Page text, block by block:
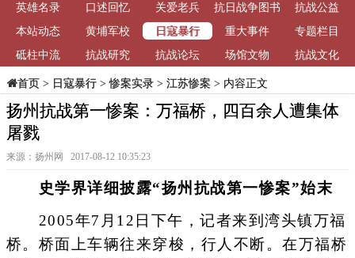
英雄名录
口述回忆 关爱老兵
抗日战争图书
馆
抗战公益
本站动态
黄埔军校 日寇暴行 重大事件
专题栏目
砥柱中流
抗战研究 抗战论坛 场馆文物 抗战文化
首页> 日寇暴行>惨案实录> 江苏惨案> 内容正文
扬州抗战第一惨案：万福桥，四百余人遭集体
屠戮
来源：扬州网 2017-08-12 10:35:23
史学界详细披露“扬州抗战第一惨案”始末
2005年7月12日下午，记者来到湾头镇万福
桥。桥面上车辆往来穿梭，行人不断。在万福桥